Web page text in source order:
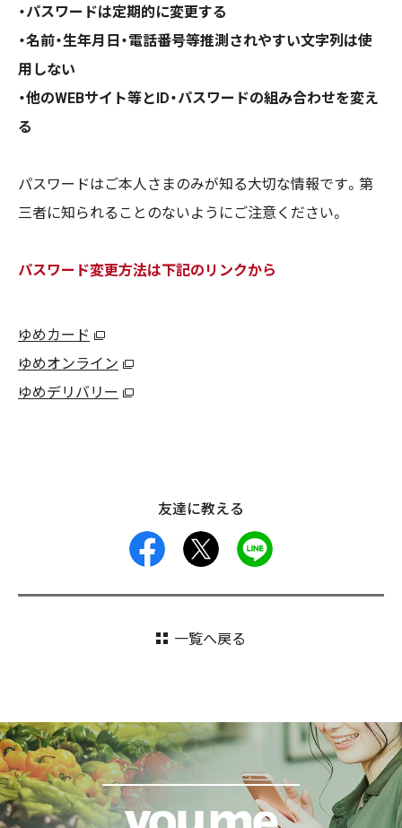
・パスワードは定期的に変更する
・名前・生年月日・電話番号等推測されやすい文字列は使
用しない
・他のWEBサイト等とID・パスワードの組み合わせを変え
る
パスワードはご本人さまのみが知る大切な情報です。第
三者に知られることのないようにご注意ください。
パスワード変更方法は下記のリンクから
ゆめカード
ゆめオンライン
ゆめデリバリー
友達に教える
facebook
一覧へ戻る